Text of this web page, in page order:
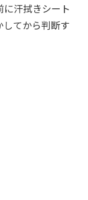
汗拭きシート
てから判断す